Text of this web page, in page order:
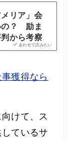
あわせて読みたい
メリア」会
の？ 励ま
から考察
獲得なら
けて、ス
ているサ